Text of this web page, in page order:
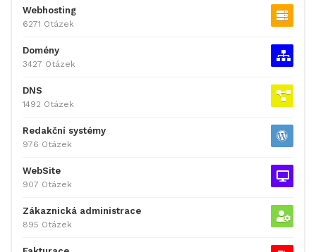
Webhosting
6271 Otázek
Domény
3427 Otázek
DNS
1492 Otázek
Redakční systémy
976 Otázek
WebSite
907 Otázek
Zákaznická administrace
895 Otázek